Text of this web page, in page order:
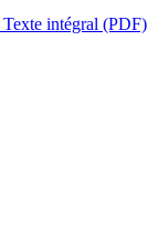
Texte intégral (PDF)